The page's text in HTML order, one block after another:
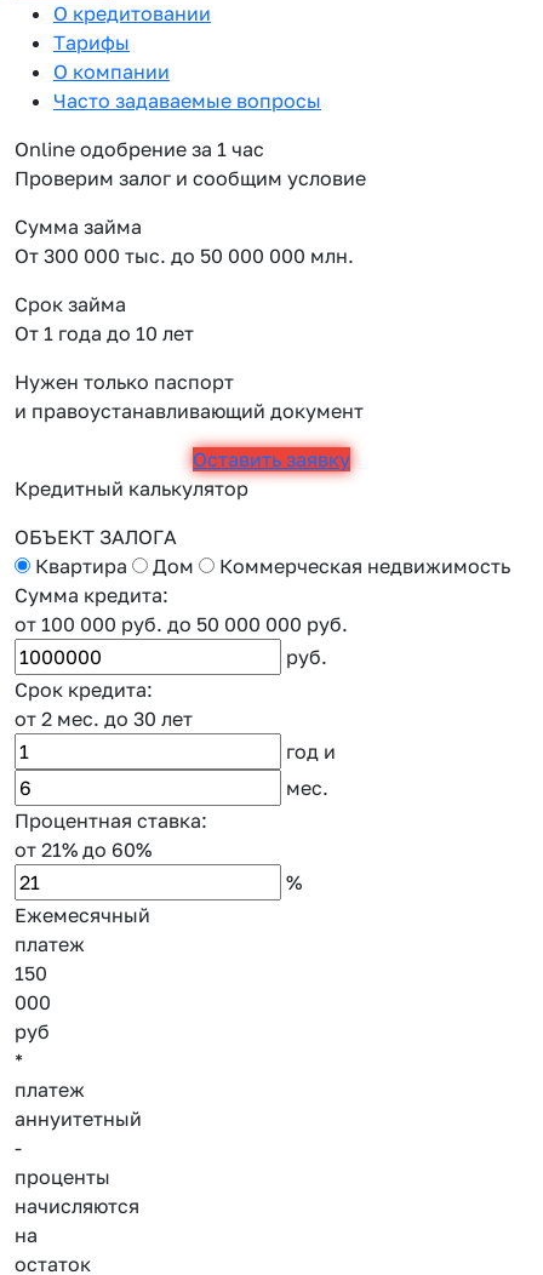
О кредитовании
Тарифы
О компании
Часто задаваемые вопросы
Online одобрение за 1 час
Проверим залог и сообщим условие
Сумма займа
От 300 000 тыс. до 50 000 000 млн.
Срок займа
От 1 года до 10 лет
Нужен только паспорт
и правоустанавливающий документ
Оставить заявку
Кредитный калькулятор
ОБЪЕКТ ЗАЛОГА
Квартира
Дом
Коммерческая недвижимость
Сумма кредита:
от 100 000 руб. до 50 000 000 руб.
руб.
Срок кредита:
от 2 мес. до 30 лет
год и
мес.
Процентная ставка:
от 21% до 60%
%
Ежемесячный
платеж
150
000
руб
*
платеж
аннуитетный
-
проценты
начисляются
на
остаток